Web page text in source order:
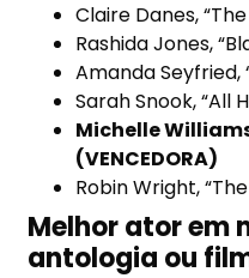
Claire Danes,
Rashida Jones,
Amanda Seyfried,
Sarah Snook, “All
Michelle
(VENCEDORA)
Robin Wright,
Melhor ator em
antologia ou